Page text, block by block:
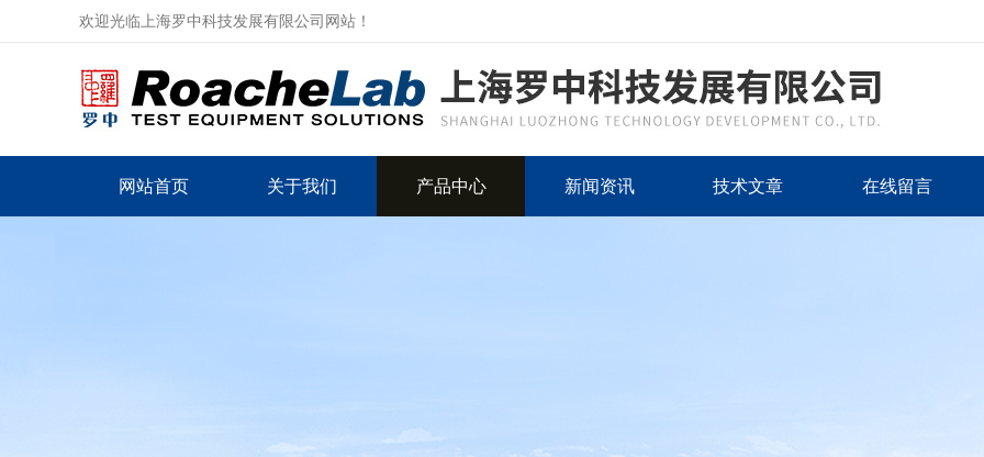
欢迎光临上海罗中科技发展有限公司网站！
网站首页 关于我们 产品中心 新闻资讯 技术文章 在线留言